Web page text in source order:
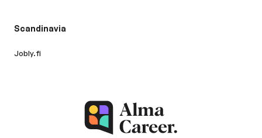
Scandinavia
Jobly.fi